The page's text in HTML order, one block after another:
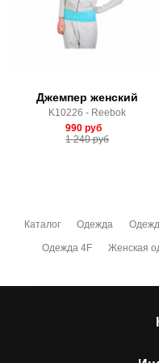
Здесь вы можете более
условиямиоплаты
Джемпер женский
K10226 - Reebok
990 руб
1 240руб
Каталог Одежда
Одежда 4F Женская